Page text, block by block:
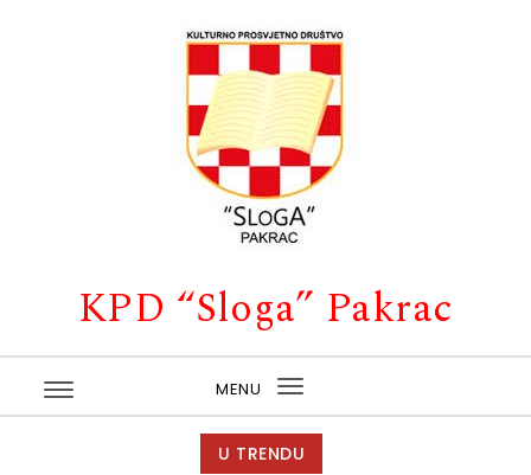
KPD “Sloga” Pakrac
MENU
Toggle
navigation
U TRENDU